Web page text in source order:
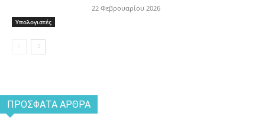
Υπολογιστές
22 Φεβρουαρίου 2026
ΠΡΌΣΦΑΤΑ ΆΡΘΡΑ